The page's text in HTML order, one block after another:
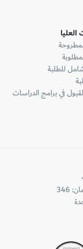
العليا
للطلبة
في برامج الدراسات